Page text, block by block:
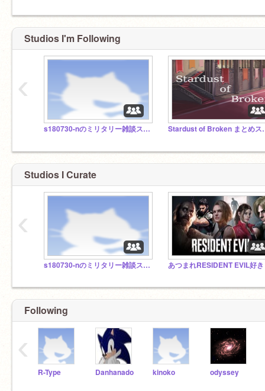
Studios I'm Following
s180730-nのミリタリー雑談スタジオ
‹
Studios I Curate
s180730-nのミリタリー雑談スタジオ あつまれRESIDENT EVIL好
‹
Following
R-Type Danhanado kinoko odyssey
‹